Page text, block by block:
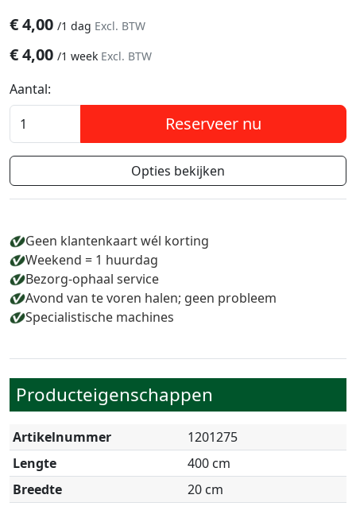
€4,00 /1 dag Excl. BTW
€4,00 /1 week Excl. BTW
Aantal:
Reserveer nu
Opties bekijken
Geen klantenkaart wél korting
Weekend = 1 huurdag
Bezorg-ophaal service
Avond van te voren halen; geen probleem
Specialistische machines
Producteigenschappen
Artikelnummer
1201275
Lengte
400 cm
Breedte
20 cm